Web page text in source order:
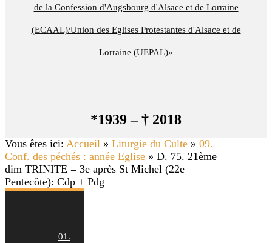
de la Confession d'Augsbourg d'Alsace et de Lorraine
(ECAAL)/Union des Eglises Protestantes d'Alsace et de
Lorraine (UEPAL)»
*1939 – † 2018
Vous êtes ici: Accueil » Liturgie du Culte » 09.
Conf. des péchés : année Eglise » D. 75. 21ème
dim TRINITE = 3e après St Michel (22e
Pentecôte): Cdp + Pdg
01.